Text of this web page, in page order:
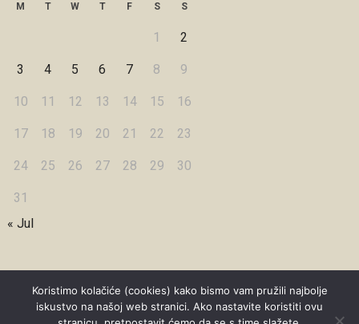
M T W T F S S
1 2
3 4 5 6 7 8 9
10 11 12 13 14 15 16
17 18 19 20 21 22 23
24 25 26 27 28 29 30
31
« Jul
Copyright © 2026 Under Dreamskies
Koristimo kolačiće (cookies) kako bismo vam pružili najbolje
iskustvo na našoj web stranici. Ako nastavite koristiti ovu